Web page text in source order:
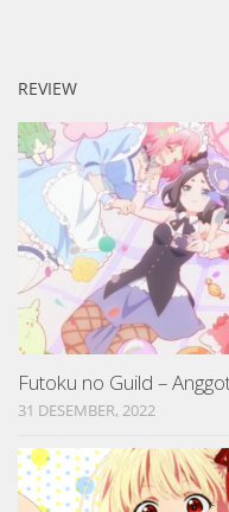
REVIEW
Futoku no Guild –
31 DESEMBER, 2022